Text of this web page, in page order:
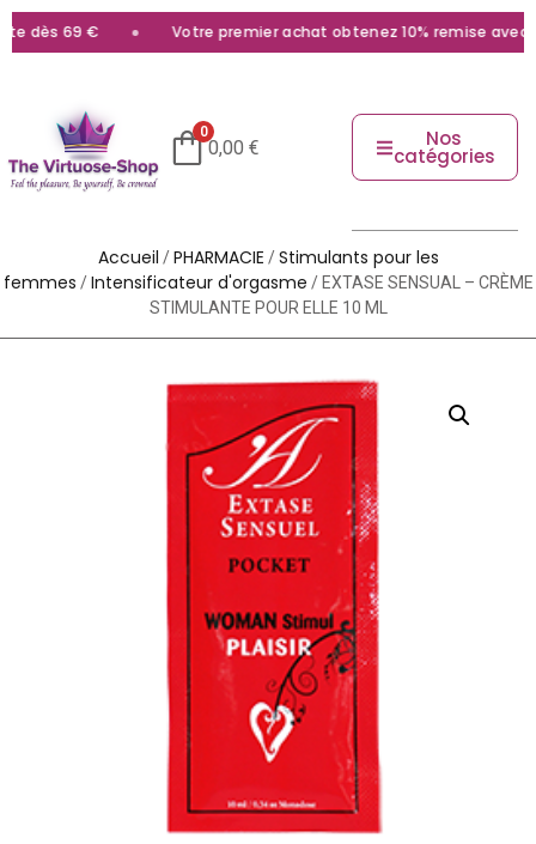
69 € Votre premier achat obtenez 10% remise avec le
0
0,00 € Nos
catégories
Accueil /PHARMACIE /Stimulants pour les
femmes /Intensificateur d'orgasme / EXTASE SENSUAL – CRÈME
STIMULANTE POUR ELLE 10 ML